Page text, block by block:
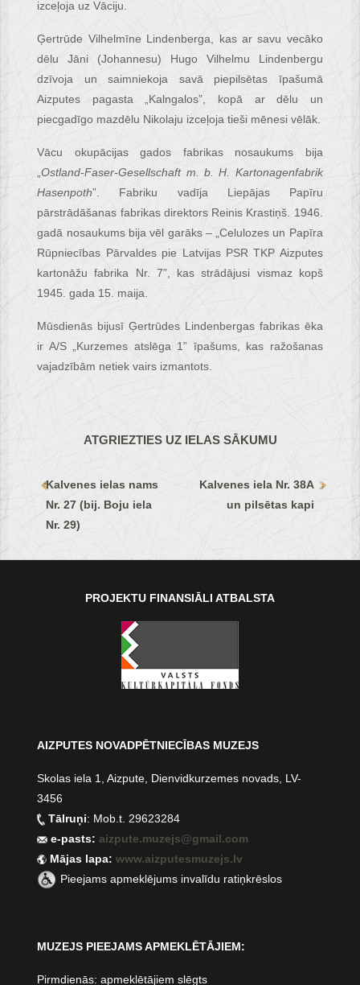
izceļoja uz Vāciju.
Ģertrūde Vilhelmīne Lindenberga, kas ar savu vecāko
dēlu Jāni (Johannesu) Hugo Vilhelmu Lindenbergu
dzīvoja un saimniekoja savā piepilsētas īpašumā
Aizputes pagasta „Kalngalos”, kopā ar dēlu un
piecgadīgo mazdēlu Nikolaju izceļoja tieši mēnesi vēlāk.
Vācu okupācijas gados fabrikas nosaukums bija
„Ostland-Faser-Gesellschaft m. b. H. Kartonagenfabrik
Hasenpoth”. Fabriku vadīja Liepājas Papīru
pārstrādāšanas fabrikas direktors Reinis Krastiņš. 1946.
gadā nosaukums bija vēl garāks – „Celulozes un Papīra
Rūpniecības Pārvaldes pie Latvijas PSR TKP Aizputes
kartonāžu fabrika Nr. 7”, kas strādājusi vismaz kopš
1945. gada 15. maija.
Mūsdienās bijusī Ģertrūdes Lindenbergas fabrikas ēka
ir A/S „Kurzemes atslēga 1” īpašums, kas ražošanas
vajadzībām netiek vairs izmantots.
ATGRIEZTIES UZ IELAS SĀKUMU
Kalvenes ielas nams
Nr. 27 (bij. Boju iela
Nr. 29)
Kalvenes iela Nr. 38A
un pilsētas kapi
PROJEKTU FINANSIĀLI ATBALSTA
AIZPUTES NOVADPĒTNIECĪBAS MUZEJS
Skolas iela 1, Aizpute, Dienvidkurzemes novads, LV-
3456
Tālruņi: Mob.t. 29623284
e-pasts:aizpute.muzejs@gmail.com
Mājas lapa:www.aizputesmuzejs.lv
Pieejams apmeklējums invalīdu ratiņkrēslos
MUZEJS PIEEJAMS APMEKLĒTĀJIEM:
Pirmdienās: apmeklētājiem slēgts